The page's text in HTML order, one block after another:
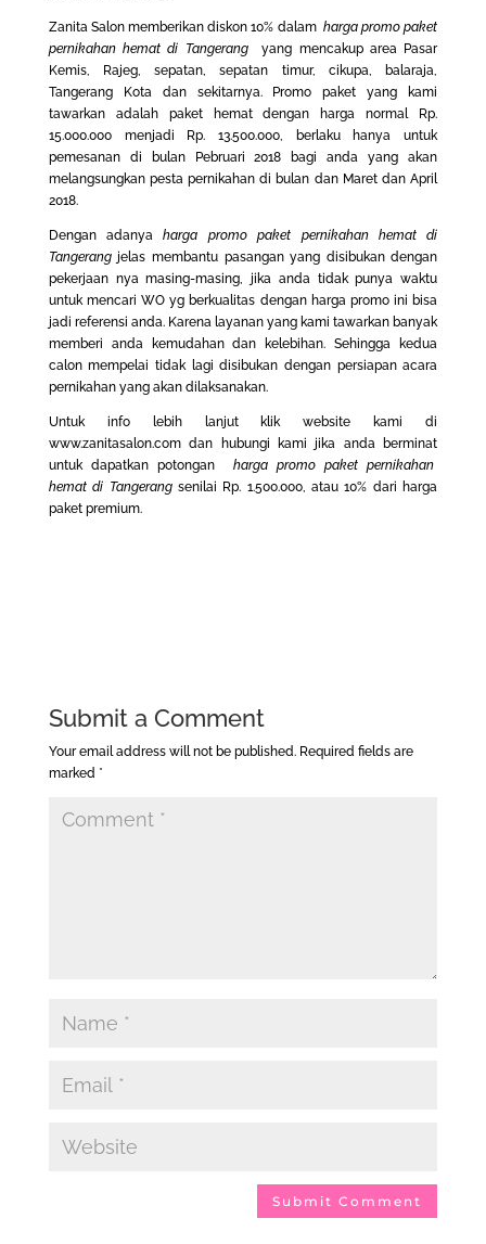
Zanita Salon memberikan diskon 10% dalam harga promo paket
pernikahan hemat di Tangerangyang mencakup area Pasar
Kemis, Rajeg, sepatan, sepatan timur, cikupa, balaraja,
Tangerang Kota dan sekitarnya. Promo paket yang kami
tawarkan adalah paket hemat dengan harga normal Rp.
15.000.000 menjadi Rp. 13.500.000, berlaku hanya untuk
pemesanan di bulan Pebruari 2018 bagi anda yang akan
melangsungkan pesta pernikahan di bulan dan Maret dan April
2018.
Dengan adanyaharga promo paket pernikahan hemat di
Tangerang jelas membantu pasangan yang disibukan dengan
pekerjaan nya masing-masing, jika anda tidak punya waktu
untuk mencari WO yg berkualitas dengan harga promo ini bisa
jadi referensi anda. Karena layanan yang kami tawarkan banyak
memberi anda kemudahan dan kelebihan. Sehingga kedua
calon mempelai tidak lagi disibukan dengan persiapan acara
pernikahan yang akan dilaksanakan.
Untuk info lebih lanjut klik website kami di
www.zanitasalon.comdan hubungi kami jika anda berminat
untuk dapatkan potongan harga promo paket pernikahan
hemat di Tangerangsenilai Rp. 1.500.000, atau 10% dari harga
paket premium.
Submit a Comment
Your email address will not be published. Required fields are
marked *